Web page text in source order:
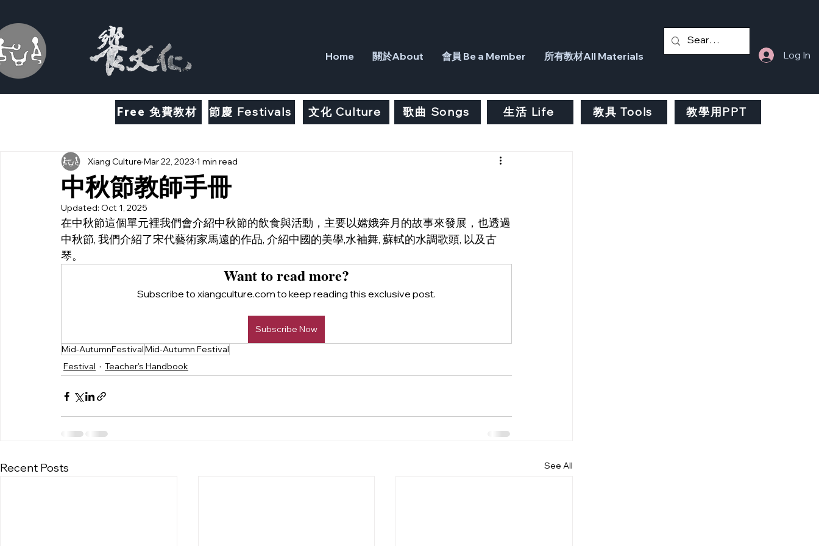
Home 關於About 會員 Be a Member 所有教材All Materials Log In
Free 免費教材 節慶 Festivals 文化 Culture 歌曲 Songs 生活 Life 教具 Tools 教學用PPT
中秋節教師手冊
Xiang Culture Mar 22, 2023 1 min read
Updated: Oct 1, 2025
在中秋節這個單元裡我們會介紹中秋節的飲食與活動，主要以嫦娥奔月的故事來發展，也透過
中秋節, 我們介紹了宋代藝術家馬遠的作品, 介紹中國的美學,水袖舞, 蘇軾的水調歌頭, 以及古
琴。
Want to read more?
Subscribe to xiangculture.com to keep reading this exclusive post.
Subscribe Now
Mid-AutumnFestivalMid-Autumn Festival
Festival
Teacher's Handbook
Recent Posts See All